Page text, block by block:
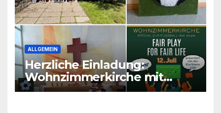
ALLGEMEIN
Herzliche Einladung:
Wohnzimmerkirche mit
unseren Konfis